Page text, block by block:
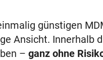
günstigen
Ansicht. Innerhalb
– ganz ohne